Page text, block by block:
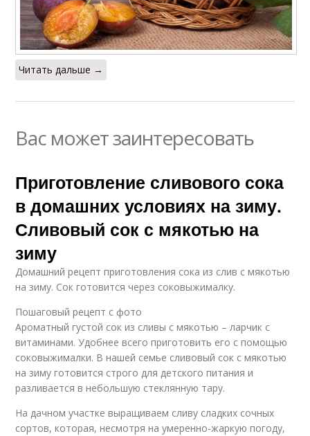
Читать дальше →
Вас может заинтересовать
Приготовление сливового сока
в домашних условиях на зиму.
Сливовый сок с мякотью на
зиму
Домашний рецепт приготовления сока из слив с мякотью
на зиму. Сок готовится через соковыжималку.
Пошаговый рецепт с фото
Ароматный густой сок из сливы с мякотью – ларчик с
витаминами. Удобнее всего приготовить его с помощью
соковыжималки. В нашей семье сливовый сок с мякотью
на зиму готовится строго для детского питания и
разливается в небольшую стеклянную тару.
На дачном участке выращиваем сливу сладких сочных
сортов, которая, несмотря на умеренно-жаркую погоду,